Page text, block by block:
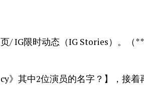
/ IG限时动态（IG Stories）。（
》其中2位演员的名字？】，接着